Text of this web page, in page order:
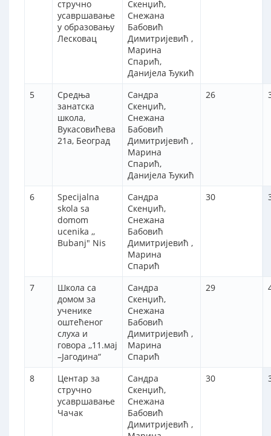
стручно
усавршавање
у образовању
Лесковац
Скенџић,
Снежана
Бабовић
Димитријевић ,
Марина
Спарић,
Данијела Ђукић
5
Средња
занатска
школа,
Вукасовићева
21а, Београд
Сандра
Скенџић,
Снежана
Бабовић
Димитријевић ,
Марина
Спарић,
Данијела Ђукић
26
6
Specijalna
skola sa
domom
ucenika ,,
Bubanj" Nis
Сандра
Скенџић,
Снежана
Бабовић
Димитријевић ,
Марина
Спарић
30
7
Школа са
домом за
ученике
оштећеног
слуха и
говора ,,11.мај
–Јагодина“
Сандра
Скенџић,
Снежана
Бабовић
Димитријевић ,
Марина
Спарић
29
8
Центар за
стручно
усавршавање
Чачак
Сандра
Скенџић,
Снежана
Бабовић
Димитријевић ,
30